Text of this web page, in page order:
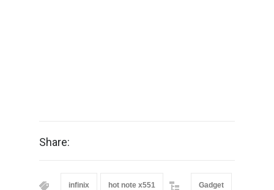
Share:
infinix hot note x551 Gadget